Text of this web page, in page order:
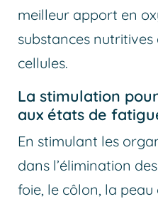
meilleur apport en
substances nutritives
cellules.
La stimulation
aux états de
En stimulant les
dans l’élimination
foie, le côlon, la